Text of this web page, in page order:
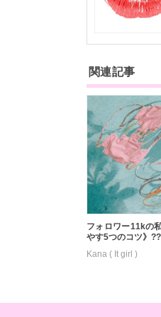
関連記事
フォロワー11kの
やす5つのコツ》??
Kana ( It girl )